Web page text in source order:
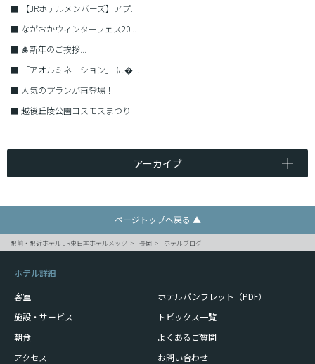
■
【JRホテルメンバーズ】アプ...
■ ながおかウィンターフェス20...
■ 🎍新年のご挨拶...
■
「アオルミネーション」 に�...
■ 人気のプランが再登場！
■ 越後丘陵公園コスモスまつり
アーカイブ
ページトップへ戻る ▲
駅前・駅近ホテル JR東日本ホテルメッツ 長岡 ホテルブログ
ホテル詳細
客室
施設・サービス
朝食
アクセス
ホテルパンフレット（PDF）
トピックス一覧
よくあるご質問
お問い合わせ